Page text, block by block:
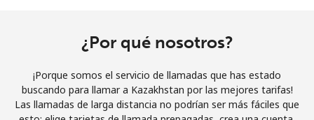
Términos y condiciones.
Únete
¿Por qué nosotros?
¡Porque somos el servicio de llamadas que has estado
buscando para llamar a Kazakhstan por las mejores tarifas!
Las llamadas de larga distancia no podrían ser más fáciles que